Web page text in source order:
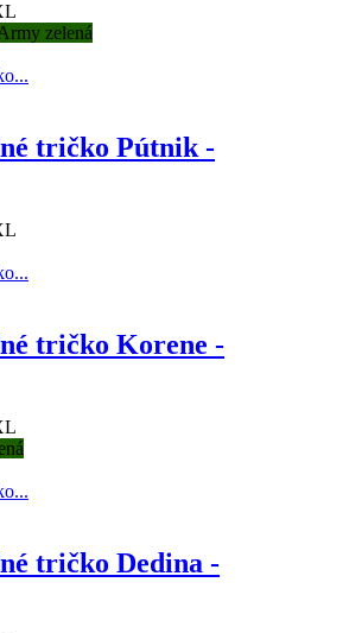
zelená
tričko Pútnik -
tričko Korene -
tričko Dedina -